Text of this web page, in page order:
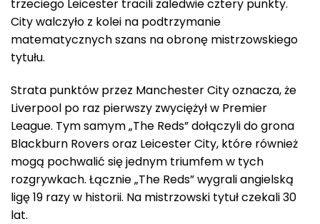
trzeciego Leicester tracili zaledwie cztery punkty.
City walczyło z kolei na podtrzymanie
matematycznych szans na obronę mistrzowskiego
tytułu.
Strata punktów przez Manchester City oznacza, że
Liverpool po raz pierwszy zwyciężył w Premier
League. Tym samym „The Reds” dołączyli do grona
Blackburn Rovers oraz Leicester City, które również
mogą pochwalić się jednym triumfem w tych
rozgrywkach. Łącznie „The Reds” wygrali angielską
ligę 19 razy w historii. Na mistrzowski tytuł czekali 30
lat.